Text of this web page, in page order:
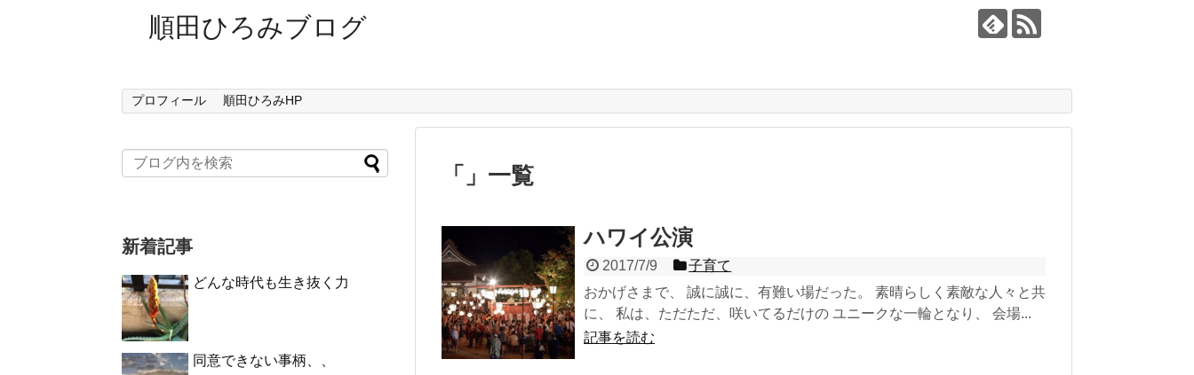
順田ひろみブログ
プロフィール 順田ひろみHP
「 」 一覧
ハワイ公演
2017/7/9
子育て
おかげさまで、 誠に誠に、有難い場だった。 素晴らしく素敵な人々と共
に、 私は、ただただ、咲いてるだけの ユニークな一輪となり、 会場...
記事を読む
新着記事
どんな時代も生き抜く力
同意できない事柄、、